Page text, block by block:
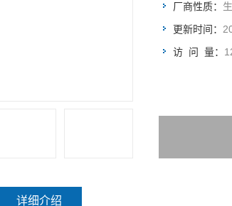
厂商性质：
更新时间：
访 问 量：
详细介绍